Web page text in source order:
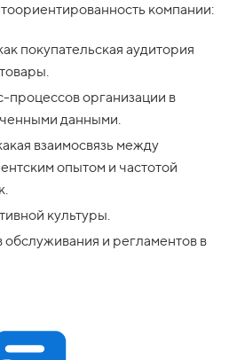
компании:
покупательская аудитория
процессов организации в
данными.
взаимосвязь между
опытом и частотой
культуры.
обслуживания и регламентов в